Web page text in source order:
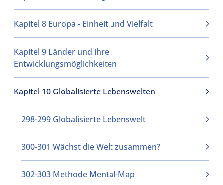
Kapitel 8 Europa - Einheit und Vielfalt
Kapitel 9 Länder und ihre
Entwicklungsmöglichkeiten
Kapitel 10 Globalisierte Lebenswelten
298-299 Globalisierte Lebenswelt
300-301 Wächst die Welt zusammen?
302-303 Methode Mental-Map